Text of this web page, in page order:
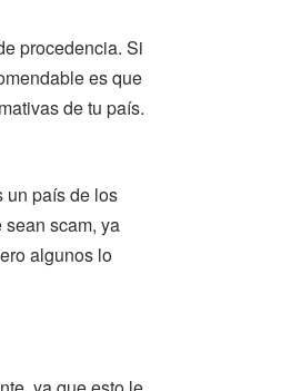
procedencia. Si
es que
de tu país.
un país de los
sean scam, ya
algunos lo